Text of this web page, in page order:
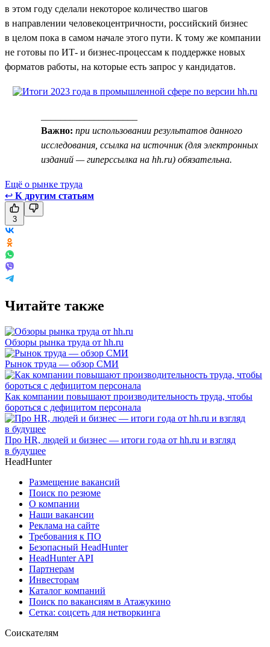
в этом году сделали некоторое количество шагов
в направлении человекоцентричности, российский бизнес
в целом пока в самом начале этого пути. К тому же компании
не готовы по ИТ- и бизнес-процессам к поддержке новых
форматов работы, на которые есть запрос у кандидатов.
Важно: при использовании результатов данного
исследования, ссылка на источник (для электронных
изданий — гиперссылка на hh.ru) обязательна.
Ещё о рынке труда
↩ К другим статьям
3
Читайте также
Обзоры рынка труда от hh.ru
Рынок труда — обзор СМИ
Как компании повышают производительность труда, чтобы
бороться с дефицитом персонала
Про HR, людей и бизнес — итоги года от hh.ru и взгляд
в будущее
HeadHunter
Размещение вакансий
Поиск по резюме
О компании
Наши вакансии
Реклама на сайте
Требования к ПО
Безопасный HeadHunter
HeadHunter API
Партнерам
Инвесторам
Каталог компаний
Поиск по вакансиям в Атажукино
Сетка: соцсеть для нетворкинга
Соискателям